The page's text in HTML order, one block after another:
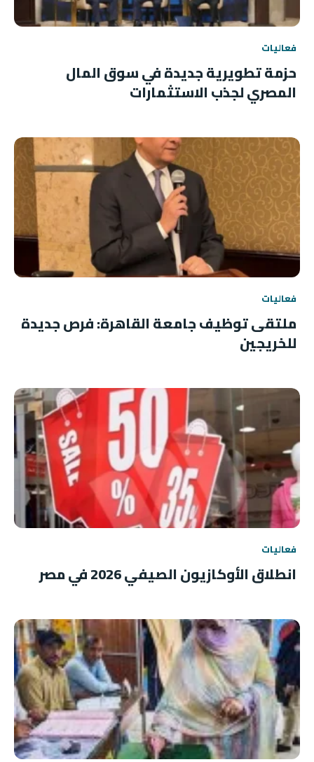
فعاليات
حزمة تطويرية جديدة في سوق المال
المصري لجذب الاستثمارات
فعاليات
ملتقى توظيف جامعة القاهرة: فرص جديدة
للخريجين
فعاليات
انطلاق الأوكازيون الصيفي 2026 في مصر